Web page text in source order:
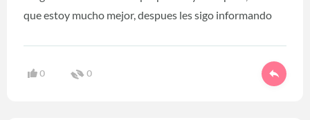
que estoy mucho mejor, despues les sigo informando
0 0